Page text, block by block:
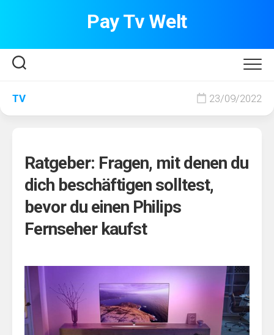
Pay Tv Welt
TV 23/09/2022
Ratgeber: Fragen, mit denen du
dich beschäftigen solltest,
bevor du einen Philips
Fernseher kaufst